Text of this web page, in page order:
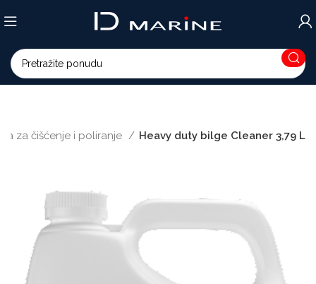
za čišćenje i poliranje Heavy duty bilge Cleaner 3,79 L